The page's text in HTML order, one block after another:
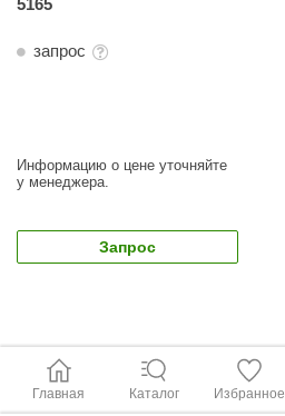
5165
запрос
Информацию о цене уточняйте
у менеджера.
Запрос
Главная Каталог Избранное